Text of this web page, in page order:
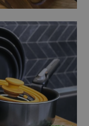
Google